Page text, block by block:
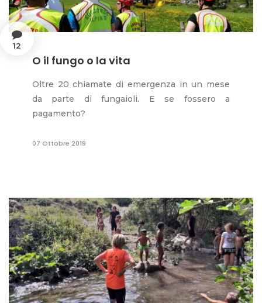
12
O il fungo o la vita
Oltre 20 chiamate di emergenza in un mese
da parte di fungaioli. E se fossero a
pagamento?
07 Ottobre 2019